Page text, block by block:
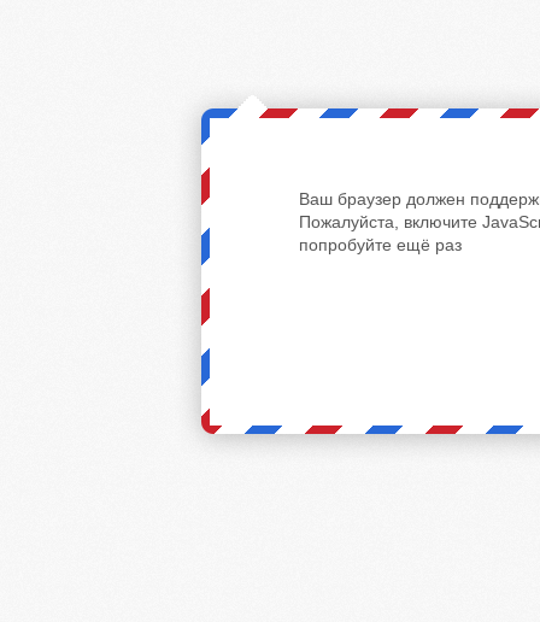
Ваш браузер должен
Пожалуйста, включите
попробуйте ещё раз